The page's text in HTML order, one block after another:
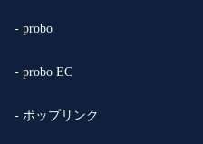
- probo
- probo EC
- ポップリンク